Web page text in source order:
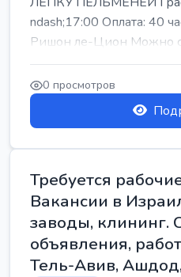
ndash;17:00 Оплата: 40
Ришон ле-Цион Можно
0 просмотров
Требуется
Вакансии в
заводы, клининг.
объявления,
Тель-Авив,